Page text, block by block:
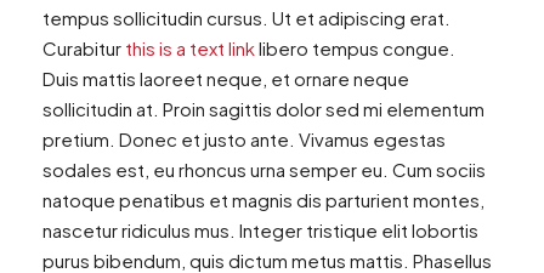
tempus sollicitudin cursus. Ut et adipiscing erat.
Curabitur this is a text linklibero tempus congue.
Duis mattis laoreet neque, et ornare neque
sollicitudin at. Proin sagittis dolor sed mi elementum
pretium. Donec et justo ante. Vivamus egestas
sodales est, eu rhoncus urna semper eu. Cum sociis
natoque penatibus et magnis dis parturient montes,
nascetur ridiculus mus. Integer tristique elit lobortis
purus bibendum, quis dictum metus mattis. Phasellus